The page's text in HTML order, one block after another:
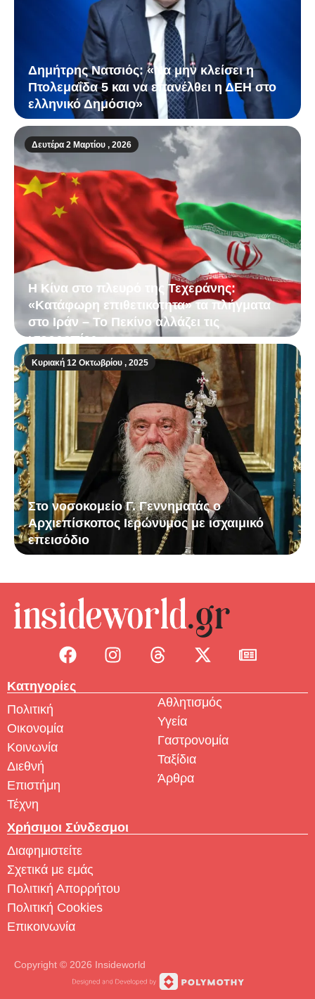
Δημήτρης Νατσιός: «Να μην κλείσει η
Πτολεμαΐδα 5 και να επανέλθει η ΔΕΗ στο
ελληνικό Δημόσιο»
Δευτέρα 2 Μαρτίου , 2026
Η Κίνα στο πλευρό της Τεχεράνης:
«Κατάφωρη επιθετικότητα» τα πλήγματα
στο Ιράν – Το Πεκίνο αλλάζει τις
ισορροπίες
Κυριακή 12 Οκτωβρίου , 2025
Στο νοσοκομείο Γ. Γεννηματάς ο
Αρχιεπίσκοπος Ιερώνυμος με ισχαιμικό
επεισόδιο
Κατηγορίες
Πολιτική
Οικονομία
Κοινωνία
Διεθνή
Επιστήμη
Τέχνη
Αθλητισμός
Υγεία
Γαστρονομία
Ταξίδια
Άρθρα
Χρήσιμοι Σύνδεσμοι
Διαφημιστείτε
Σχετικά με εμάς
Πολιτική Απορρήτου
Πολιτική Cookies
Επικοινωνία
Copyright © 2026 Insideworld